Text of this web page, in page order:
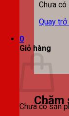
Chưa có
Quay
0
Giỏ hàng
Chưa có sản
Chăm